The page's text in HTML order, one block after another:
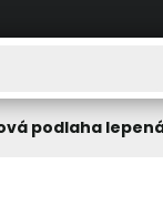
podlaha